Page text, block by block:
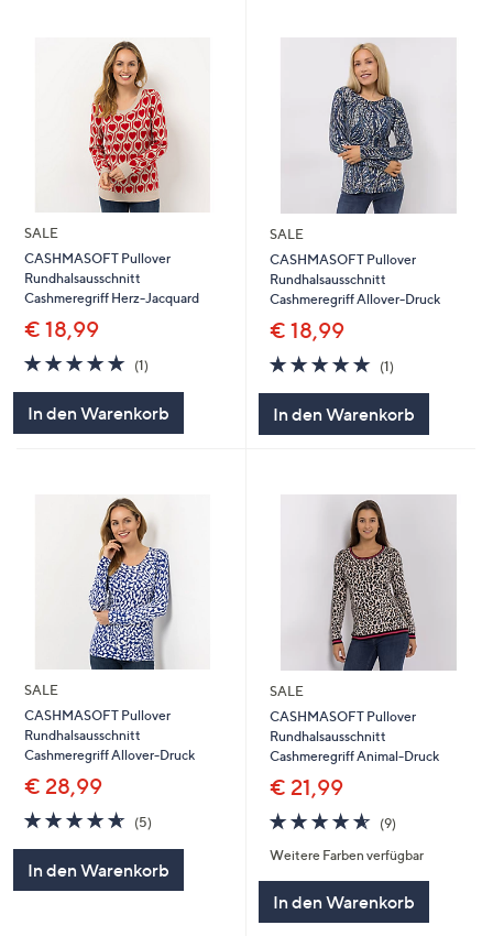
SALE
CASHMASOFT Pullover
Rundhalsausschnitt
Cashmeregriff Herz-Jacquard
€ 18,99
5.0
von
(1)1
In den Warenkorb
SALE
CASHMASOFT Pullover
Rundhalsausschnitt
Cashmeregriff Allover-Druck
€ 18,99
5.0
von
(1)1
In den Warenkorb
SALE
CASHMASOFT Pullover
Rundhalsausschnitt
Cashmeregriff Allover-Druck
€ 28,99
4.6
von
(5)5
In den Warenkorb
SALE
CASHMASOFT Pullover
Rundhalsausschnitt
Cashmeregriff Animal-Druck
€ 21,99
4.6
von
5
(9)9
Weitere Farben verfügbar
In den Warenkorb